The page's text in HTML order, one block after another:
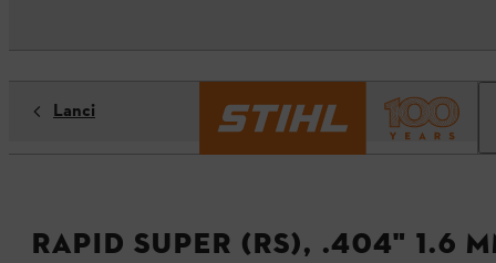
Lanci
Rapid Super (RS), .404" 1.6